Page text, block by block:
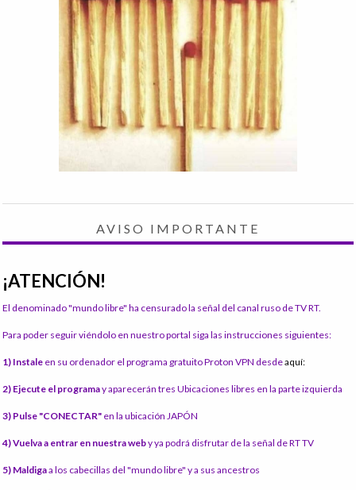
AVISO IMPORTANTE
¡ATENCIÓN!
El denominado "mundo libre" ha censurado la señal del canal ruso de TV RT.
Para poder seguir viéndolo en nuestro portal siga las instrucciones siguientes:
1) Instale en su ordenador el programa gratuito Proton VPN desdeaquí:
2) Ejecute el programay aparecerán tres Ubicaciones libres en la parte izquierda
3) Pulse "CONECTAR" en la ubicación JAPÓN
4) Vuelva a entrar en nuestra weby ya podrá disfrutar de la señal de RT TV
5) Maldigaa los cabecillas del "mundo libre" y a sus ancestros